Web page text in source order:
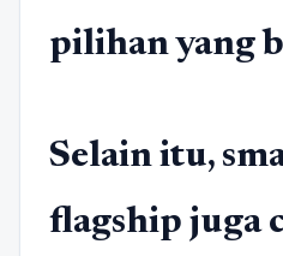
pilihan yang
Selain itu,
flagship juga